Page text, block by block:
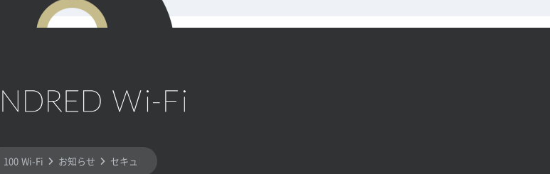
100 Wi-Fi お知らせ セキュリティの強化に伴うメンテナンスの実施 (6月)